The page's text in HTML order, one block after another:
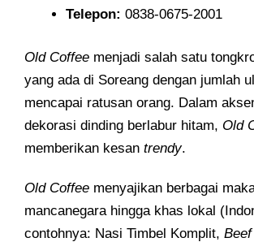
Telepon: 0838-0675-2001
Old Coffee menjadi salah satu
yang ada di Soreang dengan jumlah
mencapai ratusan orang. Dalam
dekorasi dinding berlabur hitam, Old
memberikan kesan trendy.
Old Coffee menyajikan berbagai
mancanegara hingga khas lokal
contohnya: Nasi Timbel Komplit,